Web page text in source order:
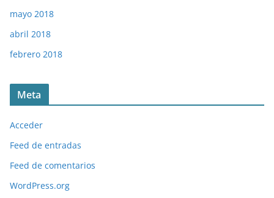
mayo 2018
abril 2018
febrero 2018
Meta
Acceder
Feed de entradas
Feed de comentarios
WordPress.org